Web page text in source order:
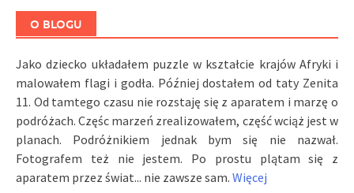
O BLOGU
Jako dziecko układałem puzzle w kształcie krajów Afryki i
malowałem flagi i godła. Później dostałem od taty Zenita
11. Od tamtego czasu nie rozstaję się z aparatem i marzę o
podróżach. Częśc marzeń zrealizowałem, część wciąż jest w
planach. Podróżnikiem jednak bym się nie nazwał.
Fotografem też nie jestem. Po prostu plątam się z
aparatem przez świat... nie zawsze sam. Więcej